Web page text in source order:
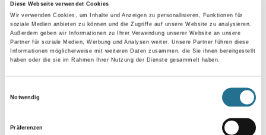
Diese Webseite verwendet Cookies
Wir verwenden Cookies, um Inhalte und Anzeigen zu personalisieren, Funktionen für
soziale Medien anbieten zu können und die Zugriffe auf unsere Website zu analysieren.
Außerdem geben wir Informationen zu Ihrer Verwendung unserer Website an unsere
Partner für soziale Medien, Werbung und Analysen weiter. Unsere Partner führen diese
Informationen möglicherweise mit weiteren Daten zusammen, die Sie ihnen bereitgestellt
haben oder die sie im Rahmen Ihrer Nutzung der Dienste gesammelt haben.
Notwendig
Präferenzen
Umrechnungsfaktoren